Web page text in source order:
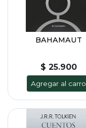
BAHAMAUT
$ 25.900
Agregar al carro